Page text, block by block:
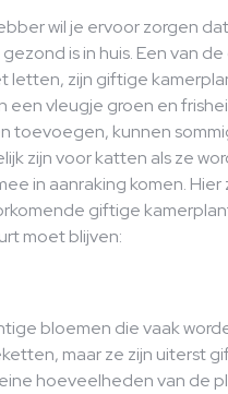
wil je ervoor zorgen
is in huis. Een van
letten, zijn giftige
een vleugje groen en
toevoegen, kunnen
zijn voor katten als ze
in aanraking komen. Hier
giftige
moet blijven:
bloemen die vaak
maar ze zijn uiterst
hoeveelheden van de